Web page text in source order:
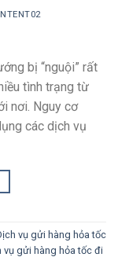
bị “nguội” rất
tình trạng từ
nơi. Nguy cơ
các dịch vụ
vụ gửi hàng hỏa tốc
vụ gửi hàng hỏa tốc đi